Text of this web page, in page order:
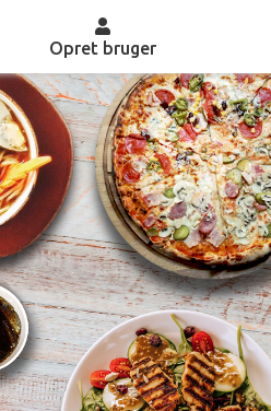
(current)Opret bruger